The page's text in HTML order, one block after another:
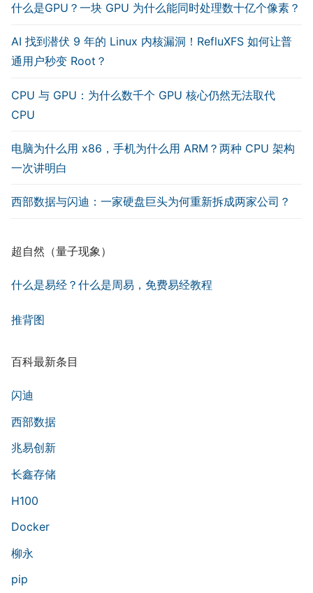
什么是GPU？一块 GPU 为什么能同时处理数十亿个像素？
AI 找到潜伏 9 年的 Linux 内核漏洞！RefluXFS 如何让普
通用户秒变 Root？
CPU 与 GPU：为什么数千个 GPU 核心仍然无法取代
CPU
电脑为什么用 x86，手机为什么用 ARM？两种 CPU 架构
一次讲明白
西部数据与闪迪：一家硬盘巨头为何重新拆成两家公司？
超自然（量子现象）
什么是易经？什么是周易，免费易经教程
推背图
百科最新条目
闪迪
西部数据
兆易创新
长鑫存储
H100
Docker
柳永
pip